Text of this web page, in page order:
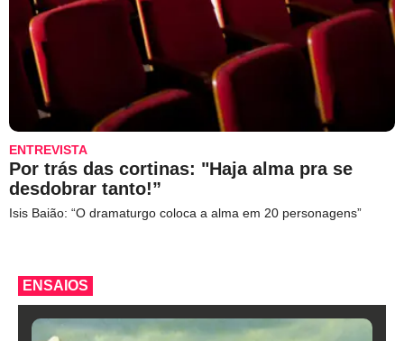
ENTREVISTA
Por trás das cortinas: "Haja alma pra se
desdobrar tanto!”
Isis Baião: “O dramaturgo coloca a alma em 20 personagens”
ENSAIOS